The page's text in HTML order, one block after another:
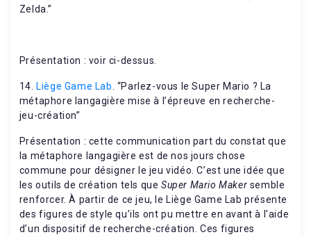
Zelda.”
Présentation : voir ci-dessus.
14. Liège Game Lab . “Parlez-vous le Super Mario ? La
métaphore langagière mise à l’épreuve en recherche-
jeu-création”
Présentation : cette communication part du constat que
la métaphore langagière est de nos jours chose
commune pour désigner le jeu vidéo. C’est une idée que
les outils de création tels que Super Mario Maker semble
renforcer. À partir de ce jeu, le Liège Game Lab présente
des figures de style qu’ils ont pu mettre en avant à l’aide
d’un dispositif de recherche-création. Ces figures